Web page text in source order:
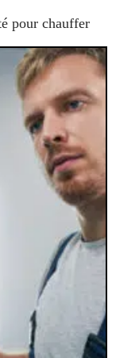
pour chauffer